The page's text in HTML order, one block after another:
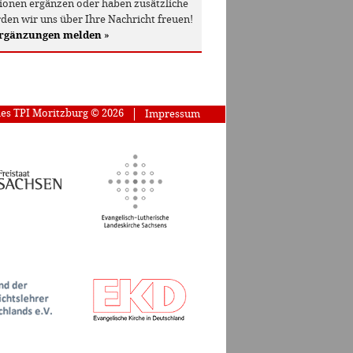
ergänzen oder haben zusätzliche
wir uns über Ihre Nachricht freuen!
melden »
Impressum
TPI Moritzburg © 2026